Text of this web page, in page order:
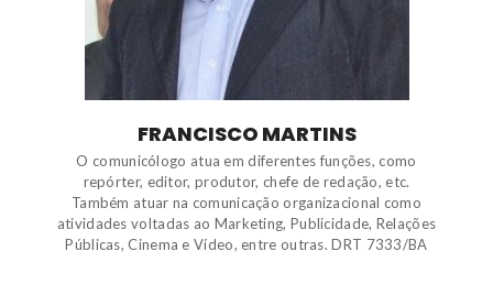
FRANCISCO MARTINS
O comunicólogo atua em diferentes funções, como
repórter, editor, produtor, chefe de redação, etc.
Também atuar na comunicação organizacional como
atividades voltadas ao Marketing, Publicidade, Relações
Públicas, Cinema e Vídeo, entre outras. DRT 7333/BA